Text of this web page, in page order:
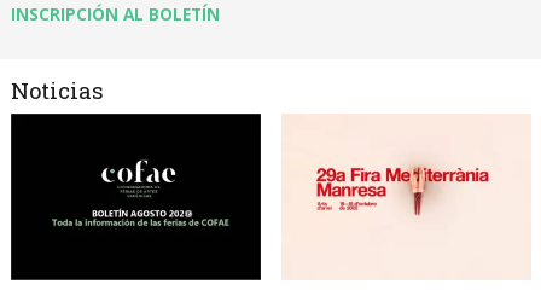
INSCRIPCIÓN AL BOLETÍN
Noticias